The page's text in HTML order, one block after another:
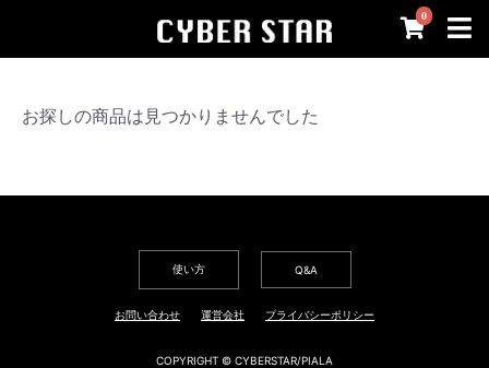
0
お探しの商品は見つかりませんでした
使い方 Q&A
お問い合わせ 運営会社 プライバシーポリシー
COPYRIGHT © CYBERSTAR/PIALA